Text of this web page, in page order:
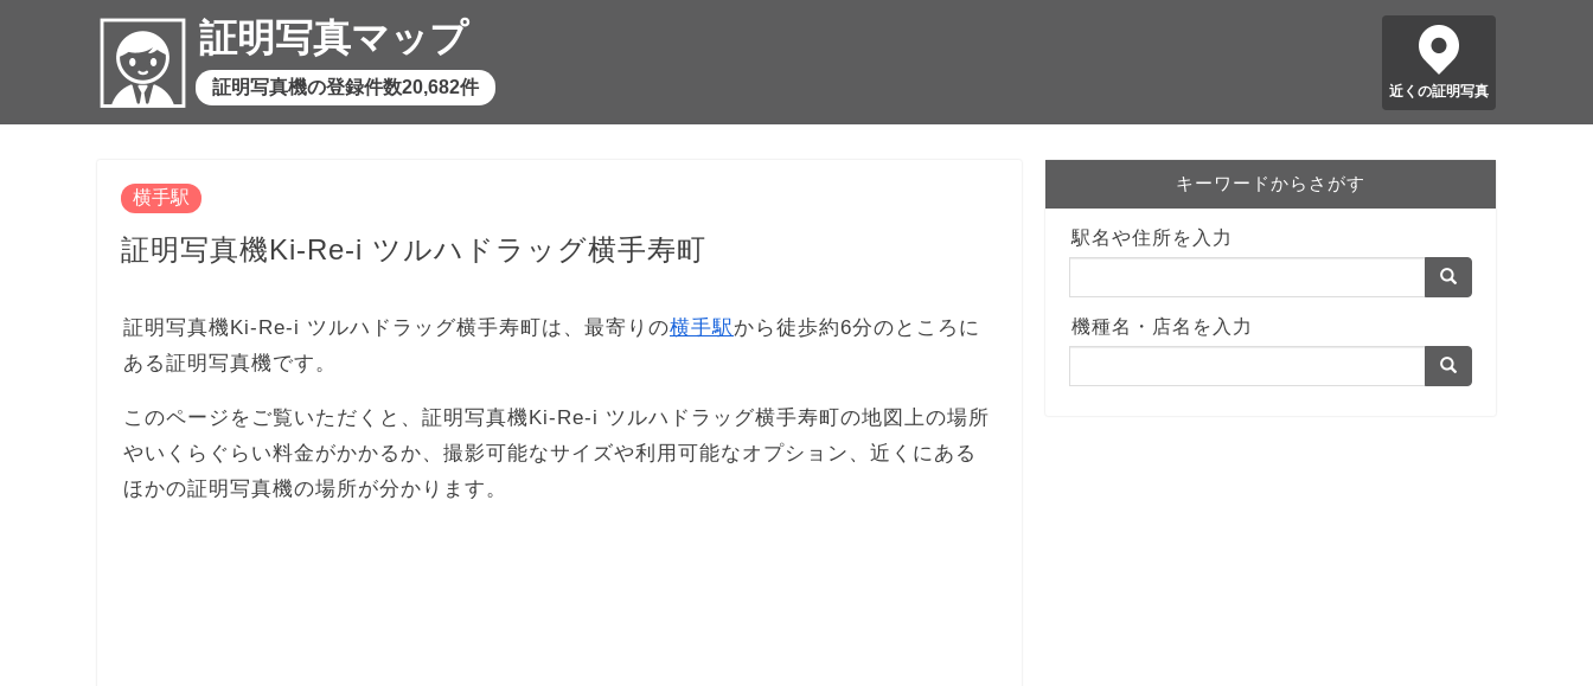
証明写真マップ
証明写真機の登録件数20,682件 近くの証明写真
横手駅
証明写真機Ki-Re-i ツルハドラッグ横手寿町
証明写真機Ki-Re-i ツルハドラッグ横手寿町は、最寄りの横手駅から徒歩約6分のところに
ある証明写真機です。
このページをご覧いただくと、証明写真機Ki-Re-i ツルハドラッグ横手寿町の地図上の場所
やいくらぐらい料金がかかるか、撮影可能なサイズや利用可能なオプション、近くにある
ほかの証明写真機の場所が分かります。
キーワードからさがす
駅名や住所を入力
機種名・店名を入力